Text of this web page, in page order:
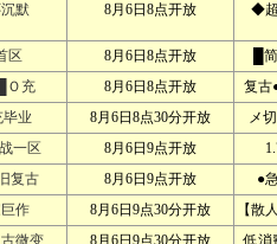
默 8月6日8点开放 ◆
区 8月6日8点开放
█
Ｏ充 8月6日8点开放
复古
业 8月6日8点30分开放
メ
一区 8月6日9点开放
复古 8月6日9点开放
●
作 8月6日9点30分开放
【散
微变 8月6日9点30分开放
低